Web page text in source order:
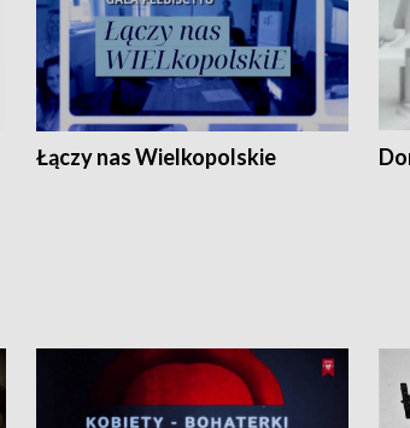
Łączy nas Wielkopolskie